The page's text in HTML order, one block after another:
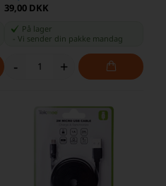
39,00 DKK
På lager
Vi sender din pakke mandag
- +